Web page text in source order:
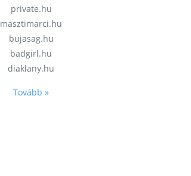
private.hu
masztimarci.hu
bujasag.hu
badgirl.hu
diaklany.hu
Tovább »